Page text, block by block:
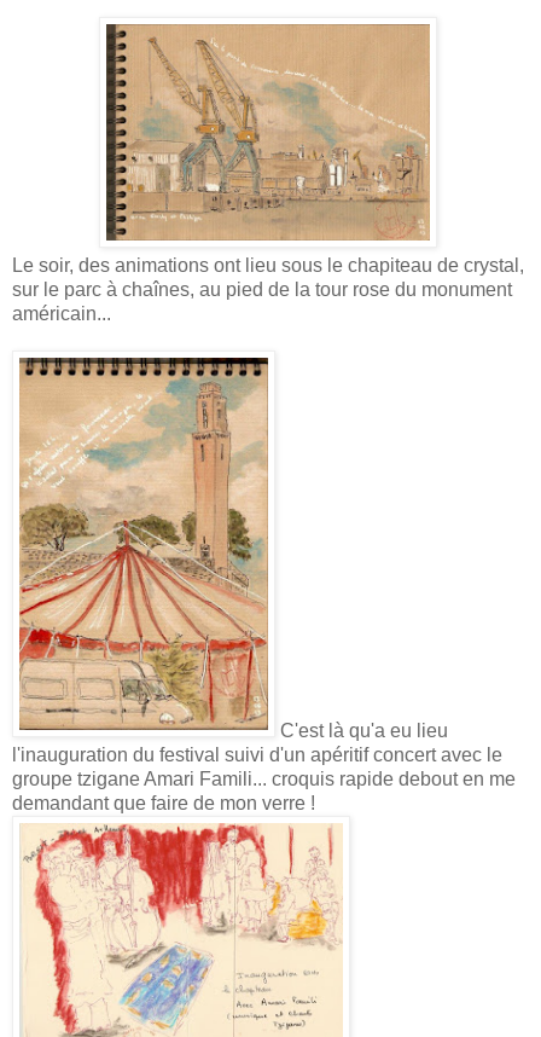
Le soir, des animations ont lieu sous le chapiteau de crystal,
sur le parc à chaînes, au pied de la tour rose du monument
américain...
C'est là qu'a eu lieu
l'inauguration du festival suivi d'un apéritif concert avec le
groupe tzigane Amari Famili... croquis rapide debout en me
demandant que faire de mon verre !